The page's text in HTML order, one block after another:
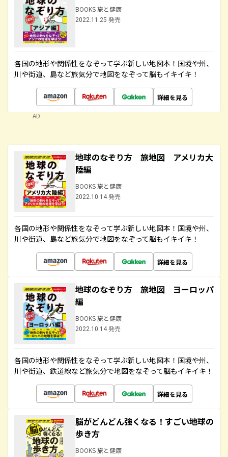
BOOKS 旅と健康
2022.11.25 発売
各国の地形や関係性をなぞって学ぶ新しい地図本！国境や州、
川や街道、島など旅気分で地図をなぞって脳もイキイキ！
詳細を見る
AD
地球のなぞり方 旅地図 アメリカ大
陸編
BOOKS 旅と健康
2022.10.14 発売
各国の地形や関係性をなぞって学ぶ新しい地図本！国境や州、
川や街道、島など旅気分で地図をなぞって脳もイキイキ！
詳細を見る
地球のなぞり方 旅地図 ヨーロッパ
編
BOOKS 旅と健康
2022.10.14 発売
各国の地形や関係性をなぞって学ぶ新しい地図本！国境や州、
川や街道、鉄道線など旅気分で地図をなぞって脳もイキイキ！
詳細を見る
脳がどんどん強くなる！すごい地球の
歩き方
BOOKS 旅と健康